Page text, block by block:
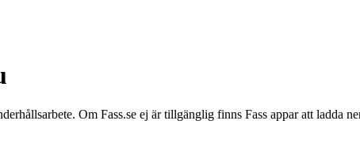
Om Fass.se ej är tillgänglig finns Fass appar att ladda